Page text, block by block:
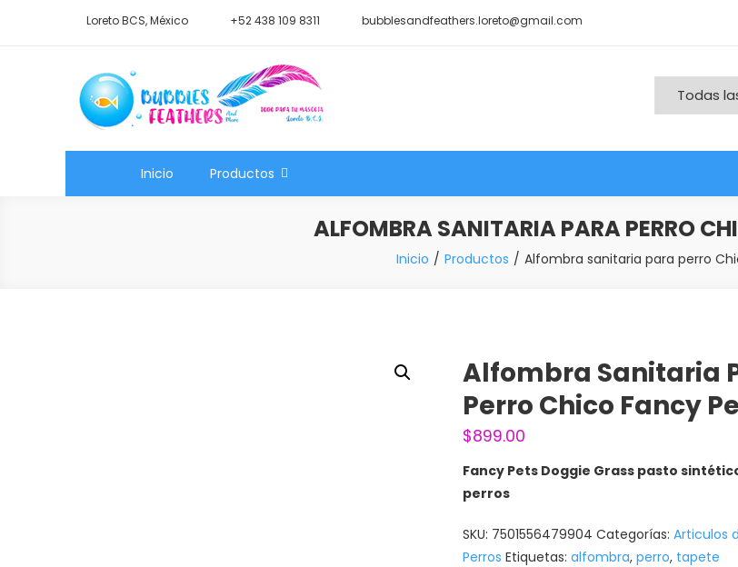
Loreto BCS, México +52 438 109 8311 bubblesandfeathers.loreto@gmail.com
Shop Bubbles Feathers And More
Inicio
Productos
ALFOMBRA SANITARIA PARA PERRO
Inicio Productos Alfombra sanitaria para perro
Alfombra Sanitaria
Perro Chico Fancy
$899.00
Fancy Pets Doggie Grass pasto
perros
SKU: 7501556479904 Categorías: Articulos
Perros Etiquetas: alfombra, perro, tapete